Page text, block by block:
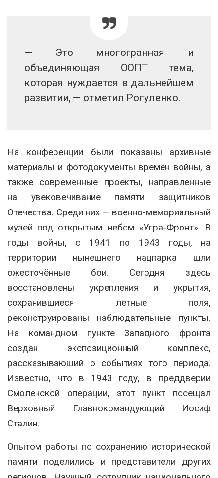
— Это многогранная и
объединяющая ООПТ тема,
которая нуждается в дальнейшем
развитии, — отметил Рогуленко.
На конференции были показаны архивные
материалы и фотодокументы времён войны, а
также современные проекты, направленные
на увековечивание памяти защитников
Отечества. Среди них — военно-мемориальный
музей под открытым небом «Угра-Фронт». В
годы войны, с 1941 по 1943 годы, на
территории нынешнего нацпарка шли
ожесточённые бои. Сегодня здесь
восстановлены укрепления и укрытия,
сохранившиеся лётные поля,
реконструированы наблюдательные пункты.
На командном пункте Западного фронта
создан экспозиционный комплекс,
рассказывающий о событиях того периода.
Известно, что в 1943 году, в преддверии
Смоленской операции, этот пункт посещал
Верховный Главнокомандующий Иосиф
Сталин.
Опытом работы по сохранению исторической
памяти поделились и представители других